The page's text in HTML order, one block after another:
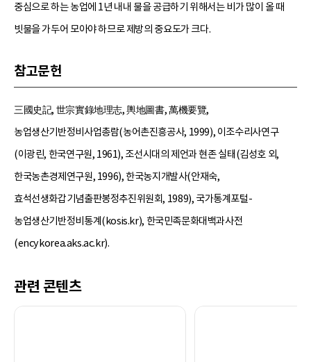
중심으로 하는 농업에 1년 내내 물을 공급하기 위해서는 비가 많이 올 때
빗물을 가두어 모아야 하므로 제방의 중요도가 크다.
참고문헌
三國史記, 世宗實錄地理志, 輿地圖書, 萬機要覽,
농업생산기반정비사업총람(농어촌진흥공사, 1999), 이조수리사연구
(이광린, 한국연구원, 1961), 조선시대의 제언과 현존 실태(김성호 외,
한국농촌경제연구원, 1996), 한국농지개발사(안재숙,
효석선생화갑기념출판봉정추진위원회, 1989), 국가통계포털-
농업생산기반정비통계(kosis.kr), 한국민족문화대백과사전
(encykorea.aks.ac.kr).
관련 콘텐츠